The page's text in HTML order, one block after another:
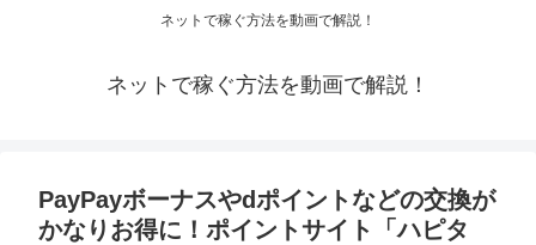
ネットで稼ぐ方法を動画で解説！
ネットで稼ぐ方法を動画で解説！
PayPayボーナスやdポイントなどの交換が
かなりお得に！ポイントサイト「ハピタ